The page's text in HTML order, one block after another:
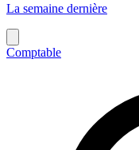
La semaine dernière
Comptable